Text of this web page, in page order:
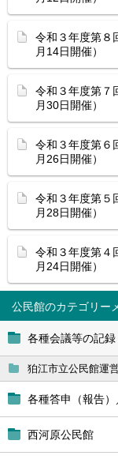
公民館
各種会議等の記録
狛江市立公民館運
各種答申（報告
西河原公民館
令和３年度第８
月14日開催）
令和３年度第７
月30日開催）
令和３年度第６
月26日開催）
令和３年度第５
月28日開催）
令和３年度第４
月24日開催）